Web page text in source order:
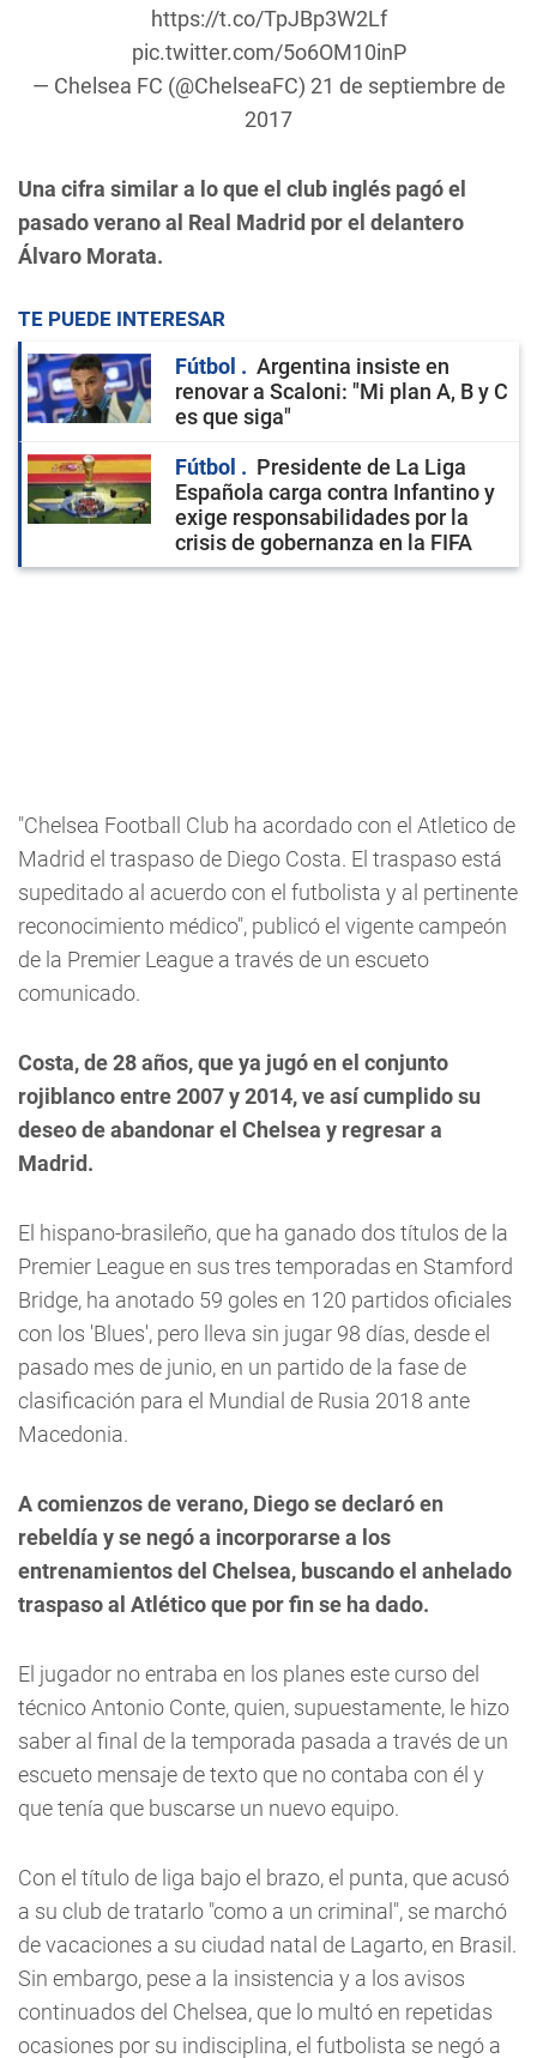
https://t.co/TpJBp3W2Lf
pic.twitter.com/5o6OM10inP
— Chelsea FC (@ChelseaFC) 21 de septiembre de
2017
Una cifra similar a lo que el club inglés pagó el
pasado verano al Real Madrid por el delantero
Álvaro Morata.
TE PUEDE INTERESAR
Fútbol
Argentina insiste en
renovar a Scaloni: "Mi plan A, B y C
es que siga"
Fútbol
Presidente de La Liga
Española carga contra Infantino y
exige responsabilidades por la
crisis de gobernanza en la FIFA
"Chelsea Football Club ha acordado con el Atletico de
Madrid el traspaso de Diego Costa. El traspaso está
supeditado al acuerdo con el futbolista y al pertinente
reconocimiento médico", publicó el vigente campeón
de la Premier League a través de un escueto
comunicado.
Costa, de 28 años, que ya jugó en el conjunto
rojiblanco entre 2007 y 2014, ve así cumplido su
deseo de abandonar el Chelsea y regresar a
Madrid.
El hispano-brasileño, que ha ganado dos títulos de la
Premier League en sus tres temporadas en Stamford
Bridge, ha anotado 59 goles en 120 partidos oficiales
con los 'Blues', pero lleva sin jugar 98 días, desde el
pasado mes de junio, en un partido de la fase de
clasificación para el Mundial de Rusia 2018 ante
Macedonia.
A comienzos de verano, Diego se declaró en
rebeldía y se negó a incorporarse a los
entrenamientos del Chelsea, buscando el anhelado
traspaso al Atlético que por fin se ha dado.
El jugador no entraba en los planes este curso del
técnico Antonio Conte, quien, supuestamente, le hizo
saber al final de la temporada pasada a través de un
escueto mensaje de texto que no contaba con él y
que tenía que buscarse un nuevo equipo.
Con el título de liga bajo el brazo, el punta, que acusó
a su club de tratarlo "como a un criminal", se marchó
de vacaciones a su ciudad natal de Lagarto, en Brasil.
Sin embargo, pese a la insistencia y a los avisos
continuados del Chelsea, que lo multó en repetidas
ocasiones por su indisciplina, el futbolista se negó a